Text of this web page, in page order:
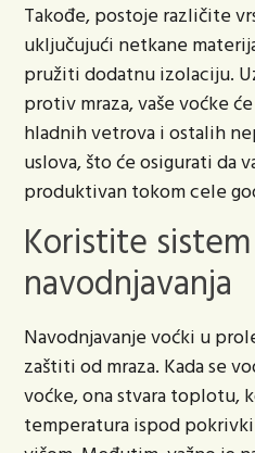
Takođe, postoje različite
uključujući netkane
pružiti dodatnu izolaciju.
protiv mraza, vaše voćke
hladnih vetrova i ostalih
uslova, što će osigurati da
produktivan tokom cele
Koristite sistem
navodnjavanja
Navodnjavanje voćki u
zaštiti od mraza. Kada se
voćke, ona stvara toplotu,
temperatura ispod